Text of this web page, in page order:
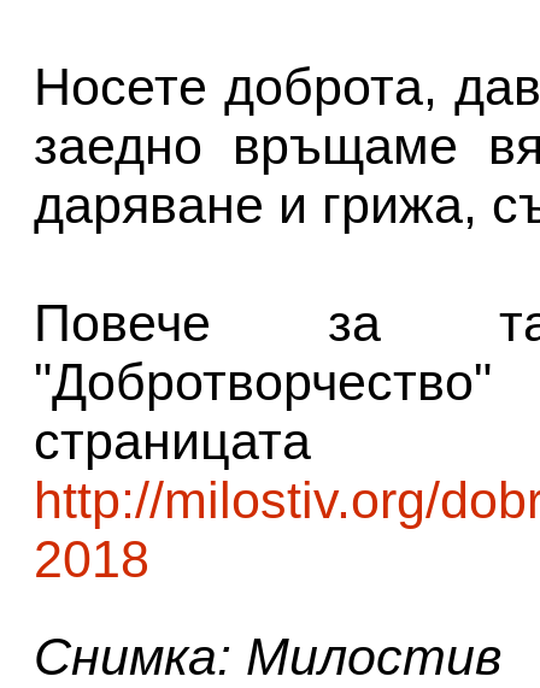
Носете доброта,
заедно връщаме
даряване и грижа,
Повече за
http://milostiv.org/
2018
Снимка: Милостив